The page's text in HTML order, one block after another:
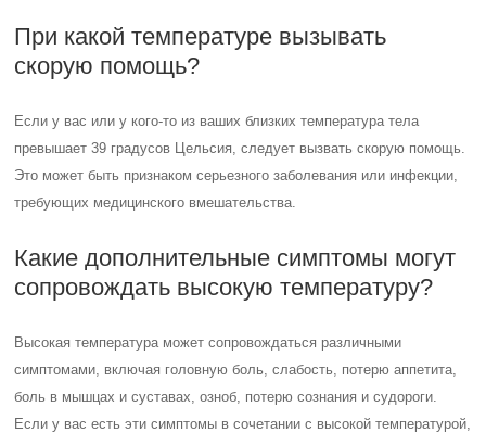
При какой температуре вызывать
скорую помощь?
Если у вас или у кого-то из ваших близких температура тела
превышает 39 градусов Цельсия, следует вызвать скорую помощь.
Это может быть признаком серьезного заболевания или инфекции,
требующих медицинского вмешательства.
Какие дополнительные симптомы могут
сопровождать высокую температуру?
Высокая температура может сопровождаться различными
симптомами, включая головную боль, слабость, потерю аппетита,
боль в мышцах и суставах, озноб, потерю сознания и судороги.
Если у вас есть эти симптомы в сочетании с высокой температурой,